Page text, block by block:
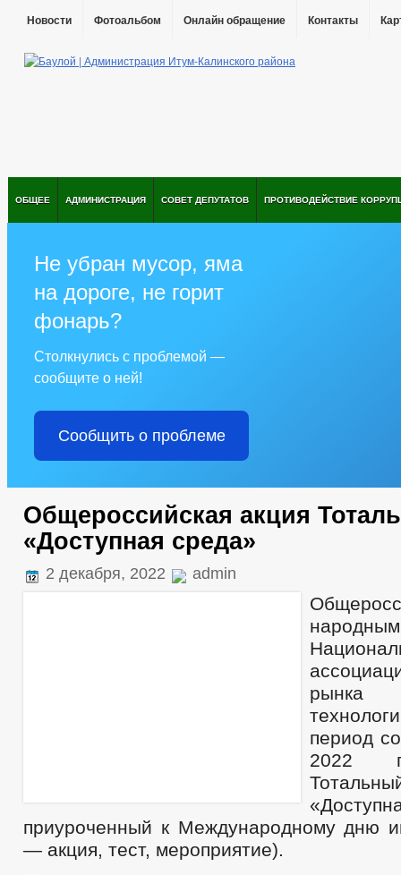
Новости Фотоальбом Онлайн обращение Контакты
ОБЩЕЕ АДМИНИСТРАЦИЯ СОВЕТ ДЕПУТАТОВ ПРОТИВОДЕЙСТВИЕ
Не убран мусор, яма
на дороге, не горит
фонарь?
Столкнулись с проблемой —
сообщите о ней!
Сообщить о проблеме
Общероссийская акция
«Доступная среда»
2 декабря, 2022 admin
рынка
период
2022
приуроченный к Международному дню
— акция, тест, мероприятие).